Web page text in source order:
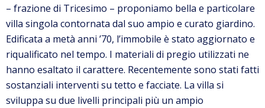
– frazione di Tricesimo – proponiamo bella e particolare
villa singola contornata dal suo ampio e curato giardino.
Edificata a metà anni ’70, l’immobile è stato aggiornato e
riqualificato nel tempo. I materiali di pregio utilizzati ne
hanno esaltato il carattere. Recentemente sono stati fatti
sostanziali interventi su tetto e facciate. La villa si
sviluppa su due livelli principali più un ampio